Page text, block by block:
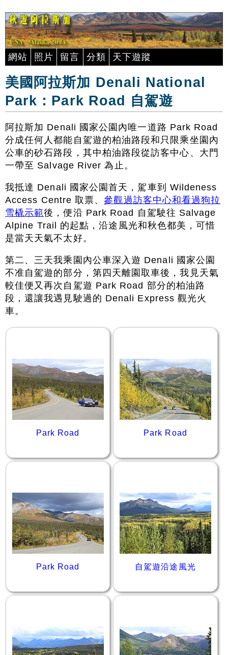
網站 照片 留言 分類 天下遊蹤
美國阿拉斯加 Denali National
Park：Park Road 自駕遊
阿拉斯加 Denali 國家公園內唯一道路 Park Road
分成任何人都能自駕遊的柏油路段和只限乘坐園內
公車的砂石路段，其中柏油路段從訪客中心、大門
一帶至 Salvage River 為止。
我抵達 Denali 國家公園首天，駕車到 Wildeness
Access Centre 取票、參觀過訪客中心和看過狗拉
雪橇示範後，便沿 Park Road 自駕駛往 Salvage
Alpine Trail 的起點，沿途風光和秋色都美，可惜
是當天天氣不太好。
第二、三天我乘園內公車深入遊 Denali 國家公園
不准自駕遊的部分，第四天離園取車後，我見天氣
較佳便又再次自駕遊 Park Road 部分的柏油路
段，還讓我遇見駛過的 Denali Express 觀光火
車。
Park Road Park Road
Park Road 自駕遊沿途風光